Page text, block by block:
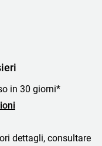
in 30 giorni*
dettagli, consultare